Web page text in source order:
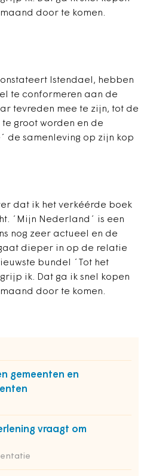
door te komen.
Istendael, hebben
te conformeren aan de
tevreden mee te zijn, tot de
groot worden en de
de samenleving op zijn kop
dat ik het verkéérde boek
´Mijn Nederland´ is een
nog zeer actueel en de
dieper in op de relatie
bundel ´Tot het
ik. Dat ga ik snel kopen
door te komen.
gemeenten en
vraagt om